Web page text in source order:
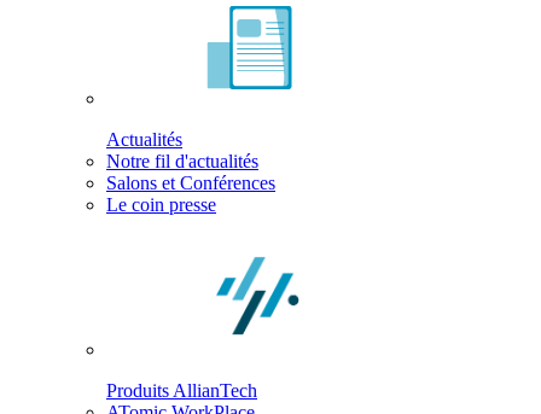
Actualités
Notre fil d'actualités
Salons et Conférences
Le coin presse
Produits AllianTech